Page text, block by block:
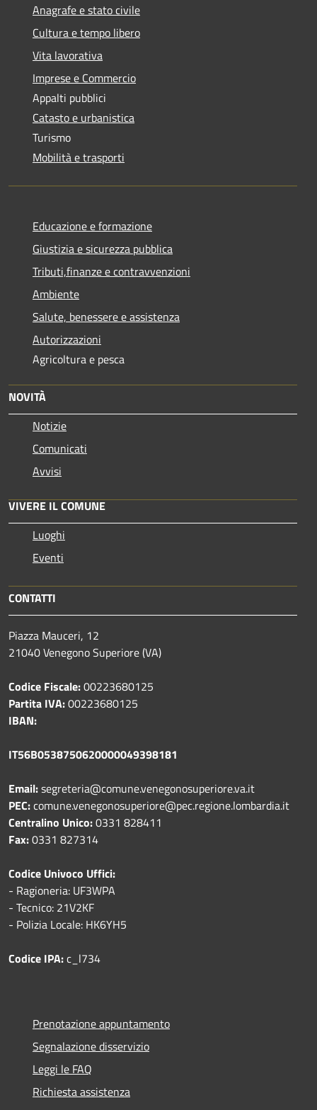
Anagrafe e stato civile
Cultura e tempo libero
Vita lavorativa
Imprese e Commercio
Appalti pubblici
Catasto e urbanistica
Turismo
Mobilità e trasporti
Educazione e formazione
Giustizia e sicurezza pubblica
Tributi,finanze e contravvenzioni
Ambiente
Salute, benessere e assistenza
Autorizzazioni
Agricoltura e pesca
NOVITÀ
Notizie
Comunicati
Avvisi
VIVERE IL COMUNE
Luoghi
Eventi
CONTATTI
Piazza Mauceri, 12
21040 Venegono Superiore (VA)
Codice Fiscale:00223680125
Partita IVA:00223680125
IBAN:
IT56B0538750620000049398181
Email:segreteria@comune.venegonosuperiore.va.it
PEC:comune.venegonosuperiore@pec.regione.lombardia.it
Centralino Unico:0331 828411
Fax:0331 827314
Codice Univoco Uffici:
- Ragioneria: UF3WPA
- Tecnico: 21V2KF
- Polizia Locale: HK6YH5
Codice IPA:c_l734
Prenotazione appuntamento
Segnalazione disservizio
Leggi le FAQ
Richiesta assistenza